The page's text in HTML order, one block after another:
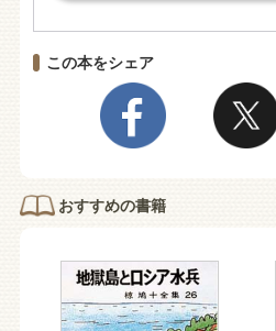
この本をシェア
おすすめの書籍